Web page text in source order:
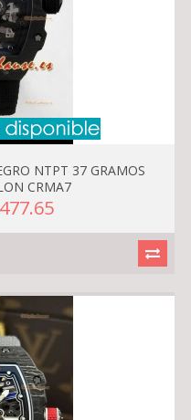
NTPT 37 GRAMOS
CRMA7